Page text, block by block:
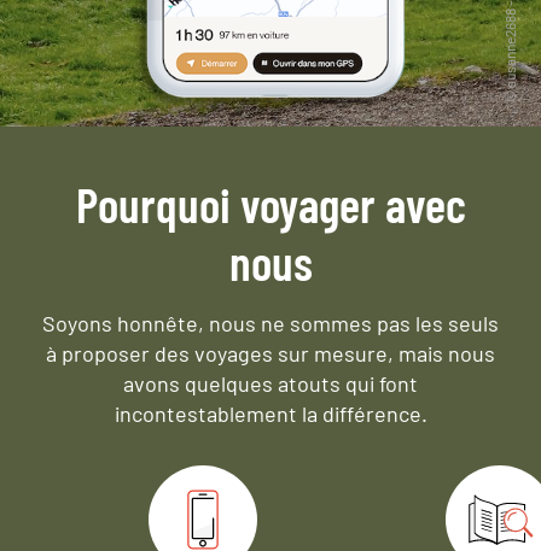
Pourquoi voyager avec
nous
Soyons honnête, nous ne sommes pas les seuls
à proposer des voyages sur mesure, mais nous
avons quelques atouts qui font
incontestablement la différence.